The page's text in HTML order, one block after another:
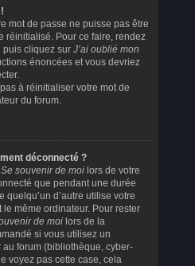
mot de passe ne puisse pas être
réinitialisé. Pour ce faire, rendez
puis cliquez sur J’ai oublié mon
énoncées et vous devriez
à réinitialiser votre mot de
du forum.
déconnecté ?
Se souvenir de moi lors de votre
que pendant une durée
d’autre utilise votre
même ordinateur. Pour rester
de moi lors de la
si vous utilisez un
forum (bibliothèque, cyber-
voyez pas cette case, cela